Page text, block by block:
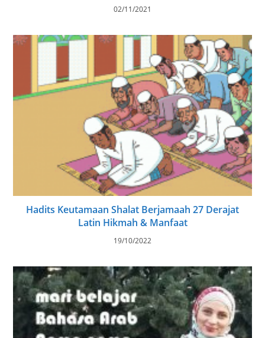
02/11/2021
Hadits Keutamaan Shalat Berjamaah 27 Derajat
Latin Hikmah & Manfaat
19/10/2022